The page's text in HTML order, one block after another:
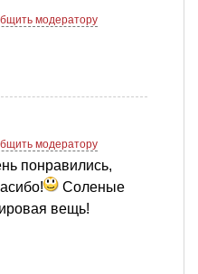
модератору
модератору
понравились,
Соленые
вещь!